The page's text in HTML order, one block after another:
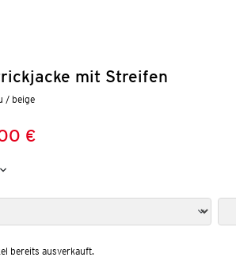
mit Streifen
/ beige
€
bereits ausverkauft.